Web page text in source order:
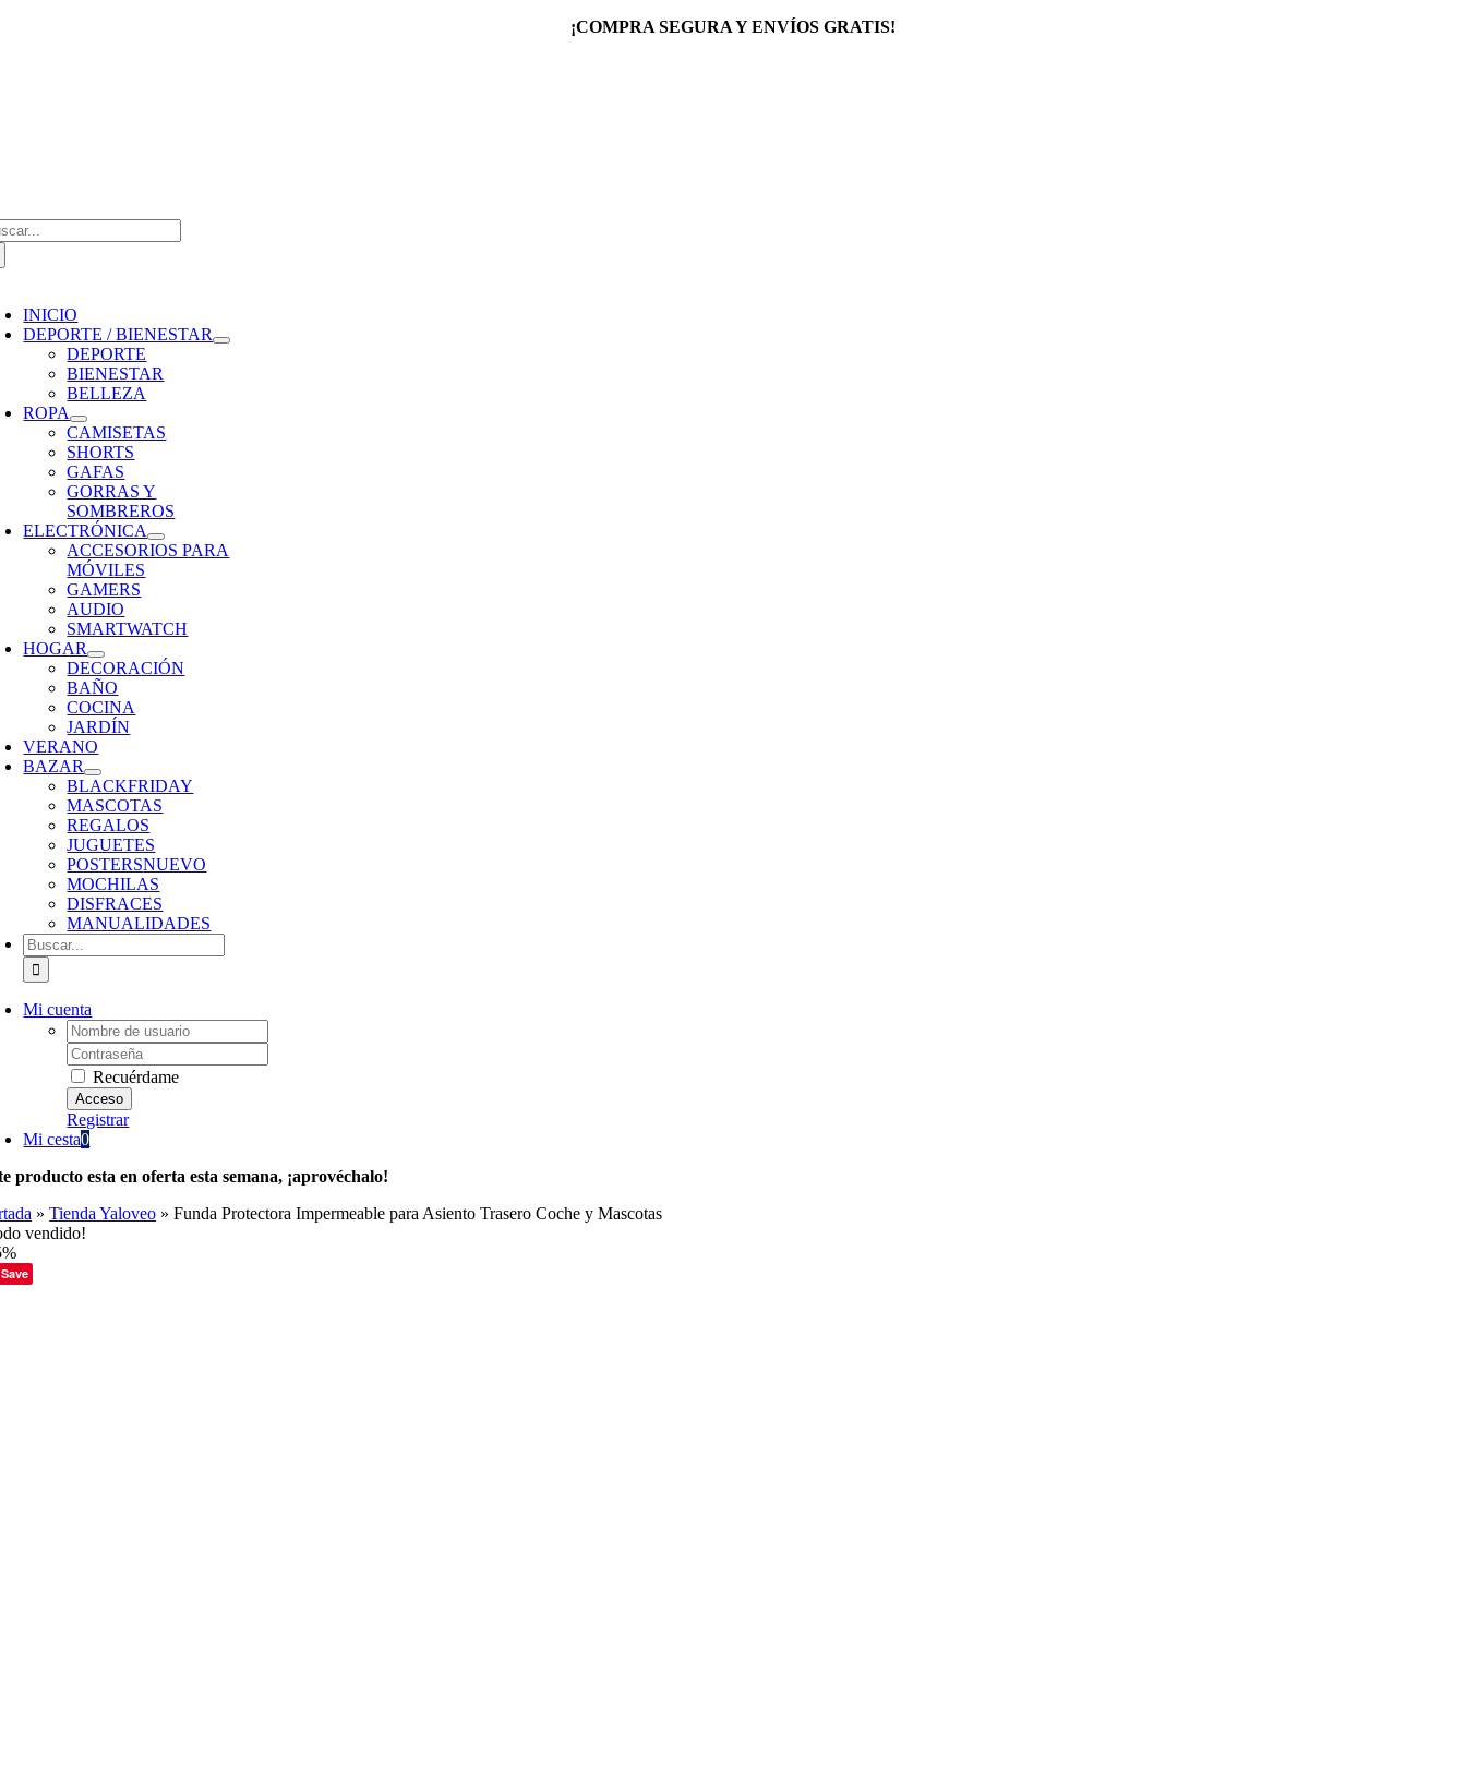
¡COMPRA SEGURA Y ENVÍOS GRATIS!
INICIO
DEPORTE / BIENESTAR
DEPORTE
BIENESTAR
BELLEZA
ROPA
CAMISETAS
SHORTS
GAFAS
GORRAS Y
SOMBREROS
ELECTRÓNICA
ACCESORIOS PARA
MÓVILES
GAMERS
AUDIO
SMARTWATCH
HOGAR
DECORACIÓN
BAÑO
COCINA
JARDÍN
VERANO
BAZAR
BLACKFRIDAY
MASCOTAS
REGALOS
JUGUETES
POSTERSNUEVO
MOCHILAS
DISFRACES
MANUALIDADES
Buscar:
Mi cuenta
Username:
Password:
Recuérdame
Registrar
Mi cesta0
producto esta en oferta esta semana, ¡aprovéchalo!
»Tienda Yaloveo »Funda Protectora Impermeable para Asiento Trasero Coche y Mascotas
vendido!
Save